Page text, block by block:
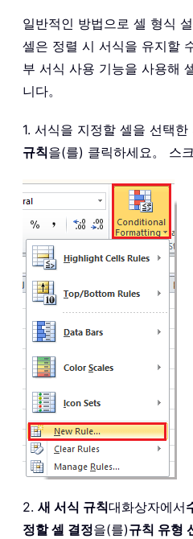
일반적인 방법으로 셀 형식
셀은 정렬 시 서식을 유지할
부 서식 사용 기능을 사용해
니다。
1. 서식을 지정할 셀을 선택한
규칙을(를) 클릭하세요。 스
2. 새 서식 규칙대화상자에서
정할 셀 결정을(를)규칙 유형